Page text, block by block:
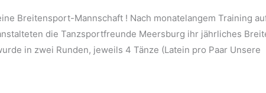
Breitensport-Mannschaft ! Nach monatelangem Training
die Tanzsportfreunde Meersburg ihr jährliches
in zwei Runden, jeweils 4 Tänze (Latein pro Paar Unsere